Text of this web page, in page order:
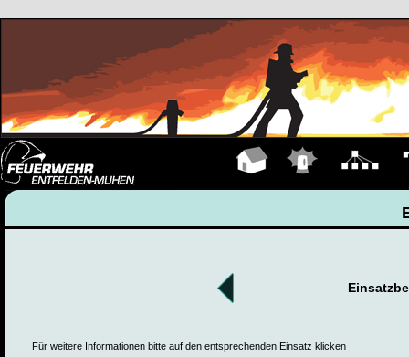
Für weitere Informationen bitte auf den entsprechenden Einsatz klicken